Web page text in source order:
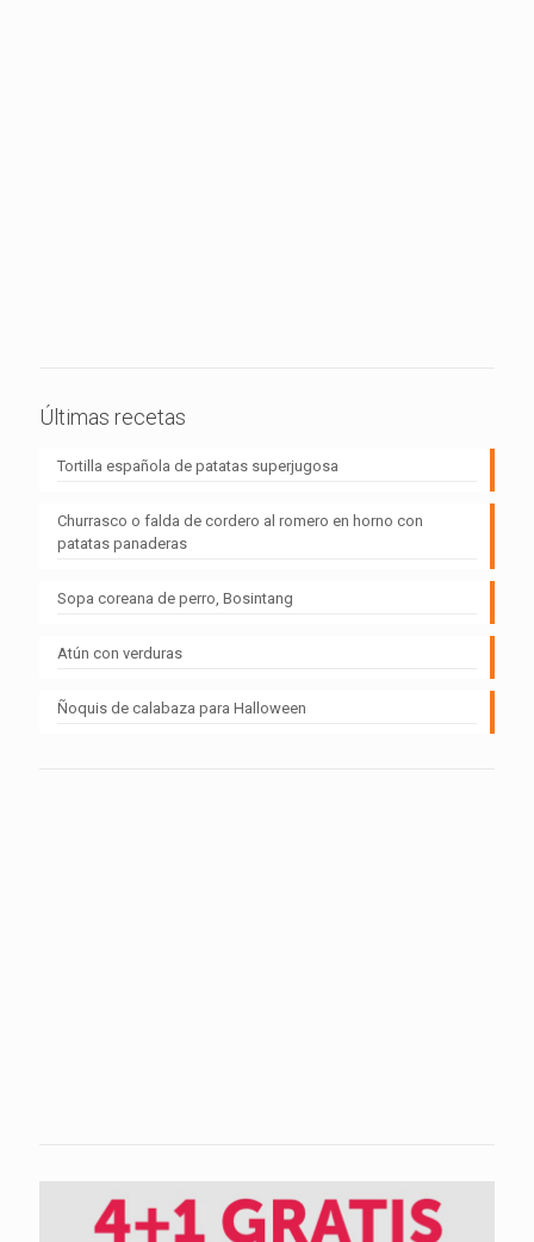
Últimas recetas
Tortilla española de patatas superjugosa
Churrasco o falda de cordero al romero en horno con
patatas panaderas
Sopa coreana de perro, Bosintang
Atún con verduras
Ñoquis de calabaza para Halloween